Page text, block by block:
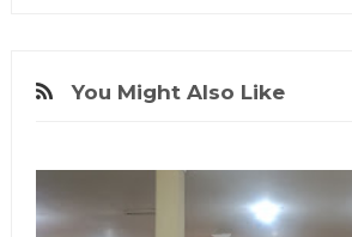
You Might Also Like